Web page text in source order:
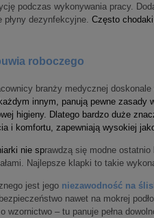
podczas wykonywania pracy.
dezynfekcyjne. Często
roboczego
branży medycznej
innym, panują pewne
higieny. Dlatego bardzo duże
i komfortu, zapewniają wysokiej
nie sprawdzą się modne
Najlepsze klapki to takie
jest jego niezawodność na
nawet na mokrej
– tu panuje pełna